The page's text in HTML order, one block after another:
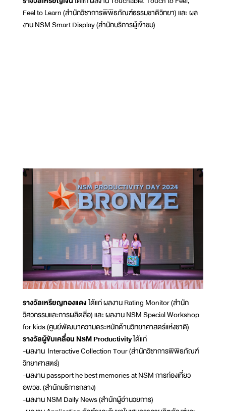
Feel to Learn (สำนักวิชาการพิพิธภัณฑ์ธรรมชาติวิทยา) และ ผล
งาน NSM Smart Display (สำนักบริการผู้เข้าชม)
รางวัลเหรียญทองแดงได้แก่ ผลงาน Rating Monitor (สำนัก
วิศวกรรมและการผลิตสื่อ) และ ผลงาน NSM Special Workshop
for kids (ศูนย์พัฒนาความตระหนักด้านวิทยาศาสตร์แห่งชาติ)
รางวัลผู้ขับเคลื่อน NSM Productivityได้แก่
-ผลงาน Interactive Collection Tour (สำนักวิชาการพิพิธภัณฑ์
วิทยาศาสตร์)
-ผลงาน passport he best memories at NSM การท่องเที่ยว
อพวช. (สำนักบริการกลาง)
-ผลงาน NSM Daily News (สำนักผู้อำนวยการ)